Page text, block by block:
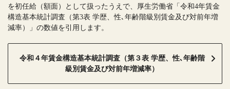
を初任給（額面）として扱ったうえで、厚生労働省「令和4年賃金
構造基本統計調査（第3表 学歴、性､年齢階級別賃金及び対前年増
減率）」の数値を引用します。
令和４年賃金構造基本統計調査（第３表 学歴、性､年齢階
級別賃金及び対前年増減率）